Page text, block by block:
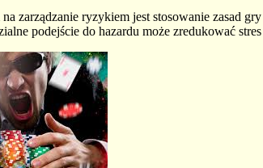
na zarządzanie ryzykiem jest stosowanie zasad
podejście do hazardu może zredukować